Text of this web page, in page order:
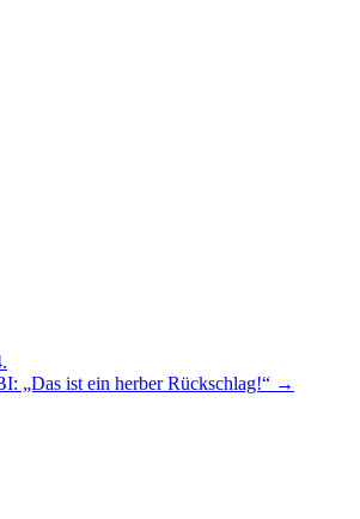
„Das ist ein herber Rückschlag!“ →